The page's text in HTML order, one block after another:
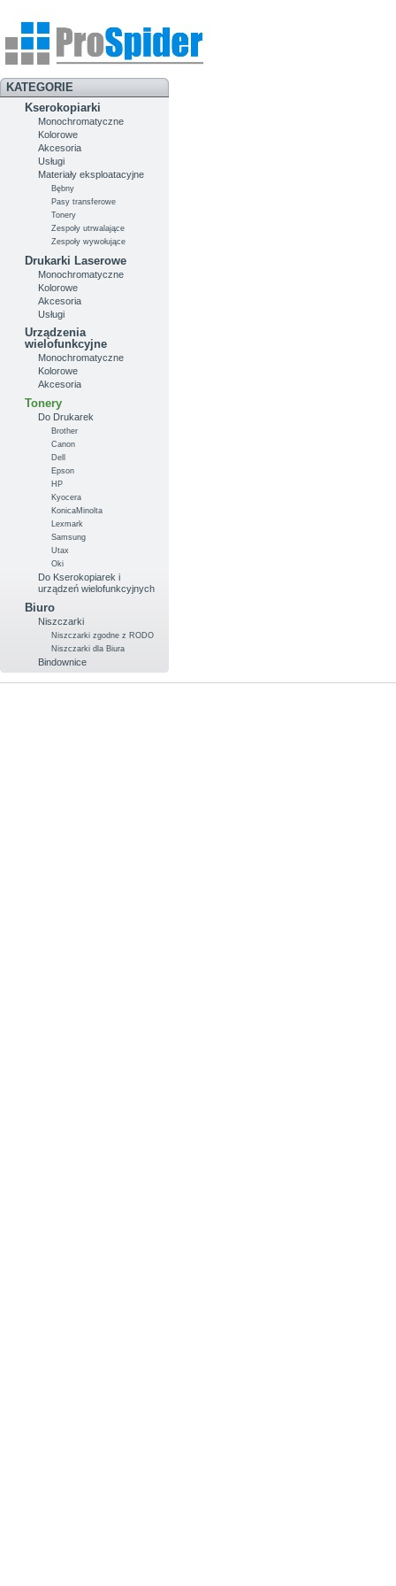
KATEGORIE
Kserokopiarki
Monochromatyczne
Kolorowe
Akcesoria
Usługi
Materiały eksploatacyjne
Bębny
Pasy transferowe
Tonery
Zespoły utrwalające
Zespoły wywołujące
Drukarki Laserowe
Monochromatyczne
Kolorowe
Akcesoria
Usługi
Urządzenia
wielofunkcyjne
Monochromatyczne
Kolorowe
Akcesoria
Tonery
Do Drukarek
Brother
Canon
Dell
Epson
HP
Kyocera
KonicaMinolta
Lexmark
Samsung
Utax
Oki
Do Kserokopiarek i
urządzeń wielofunkcyjnych
Biuro
Niszczarki
Niszczarki zgodne z RODO
Niszczarki dla Biura
Bindownice